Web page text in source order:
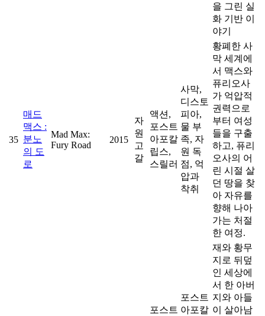
을 그린 실
화 기반 이
야기
35
매드
맥스 :
분노
의 도
로
Mad Max:
Fury Road
2015
자
원
고
갈
액션,
포스트
아포칼
립스,
스릴러
사막,
디스토
피아,
물 부
족, 자
원 독
점, 억
압과
착취
황폐한 사
막 세계에
서 맥스와
퓨리오사
가 억압적
권력으로
부터 여성
들을 구출
하고, 퓨리
오사의 어
린 시절 살
던 땅을 찾
아 자유를
향해 나아
가는 처절
한 여정.
포스트
포스트
아포칼
재와 황무
지로 뒤덮
인 세상에
서 한 아버
지와 아들
이 살아남